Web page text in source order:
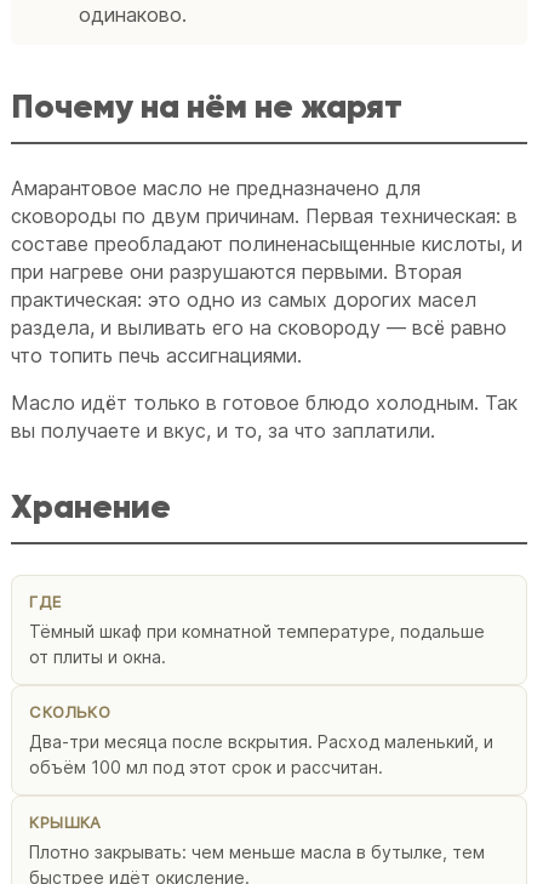
одинаково.
Почему на нём не жарят
Амарантовое масло не предназначено для
сковороды по двум причинам. Первая техническая: в
составе преобладают полиненасыщенные кислоты, и
при нагреве они разрушаются первыми. Вторая
практическая: это одно из самых дорогих масел
раздела, и выливать его на сковороду — всё равно
что топить печь ассигнациями.
Масло идёт только в готовое блюдо холодным. Так
вы получаете и вкус, и то, за что заплатили.
Хранение
ГДЕ
Тёмный шкаф при комнатной температуре, подальше
от плиты и окна.
СКОЛЬКО
Два-три месяца после вскрытия. Расход маленький, и
объём 100 мл под этот срок и рассчитан.
КРЫШКА
Плотно закрывать: чем меньше масла в бутылке, тем
быстрее идёт окисление.